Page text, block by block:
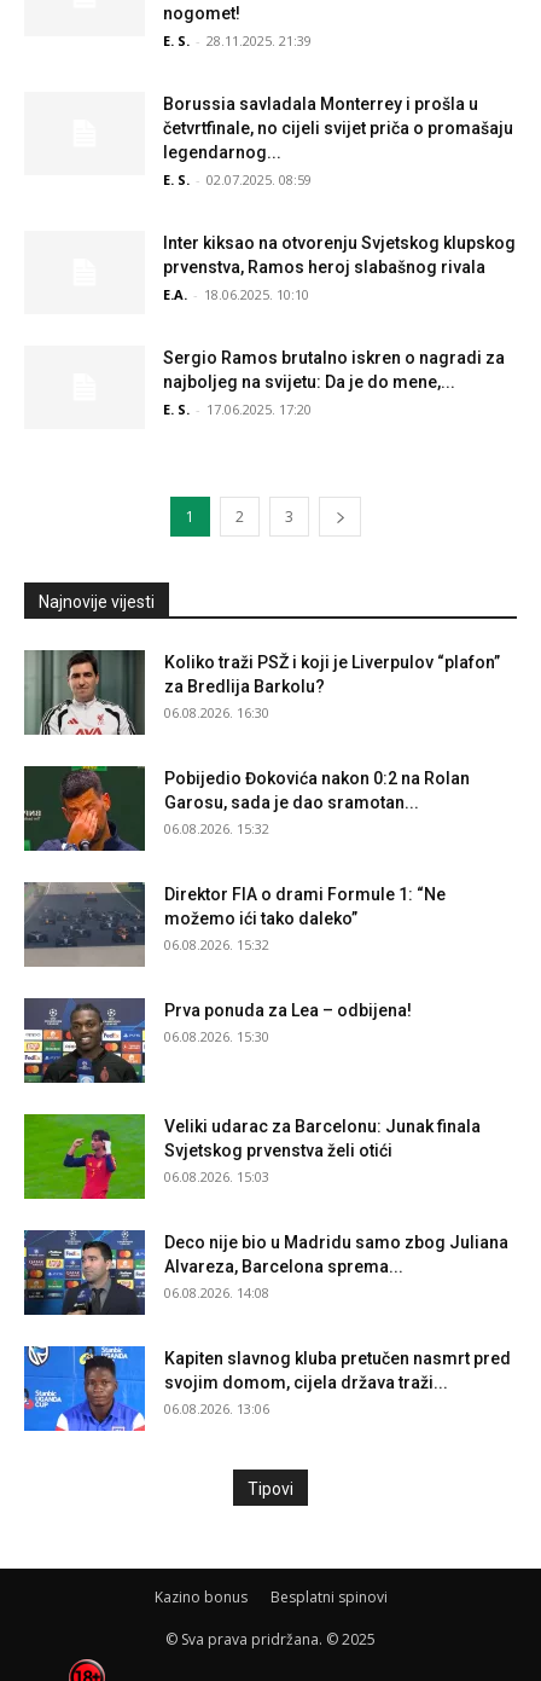
nogomet!
E. S. - 28.11.2025. 21:39
Borussia savladala Monterrey i prošla u
četvrtfinale, no cijeli svijet priča o promašaju
legendarnog...
E. S. - 02.07.2025. 08:59
Inter kiksao na otvorenju Svjetskog klupskog
prvenstva, Ramos heroj slabašnog rivala
E.A. - 18.06.2025. 10:10
Sergio Ramos brutalno iskren o nagradi za
najboljeg na svijetu: Da je do mene,...
E. S. - 17.06.2025. 17:20
1 2 3
Najnovije vijesti
Koliko traži PSŽ i koji je Liverpulov “plafon”
za Bredlija Barkolu?
06.08.2026. 16:30
Pobijedio Đokovića nakon 0:2 na Rolan
Garosu, sada je dao sramotan...
06.08.2026. 15:32
Direktor FIA o drami Formule 1: “Ne
možemo ići tako daleko”
06.08.2026. 15:32
Prva ponuda za Lea – odbijena!
06.08.2026. 15:30
Veliki udarac za Barcelonu: Junak finala
Svjetskog prvenstva želi otići
06.08.2026. 15:03
Deco nije bio u Madridu samo zbog Juliana
Alvareza, Barcelona sprema...
06.08.2026. 14:08
Kapiten slavnog kluba pretučen nasmrt pred
svojim domom, cijela država traži...
06.08.2026. 13:06
Tipovi
Kazino bonus Besplatni spinovi
© Sva prava pridržana. © 2025